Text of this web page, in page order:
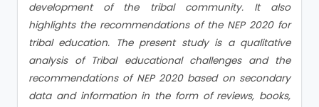
development of the tribal community. It also
highlights the recommendations of the NEP 2020 for
tribal education. The present study is a qualitative
analysis of Tribal educational challenges and the
recommendations of NEP 2020 based on secondary
data and information in the form of reviews, books,